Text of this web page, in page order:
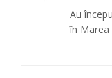
Au
în